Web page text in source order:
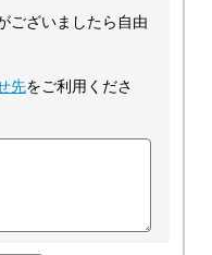
ございましたら自由
先をご利用くださ